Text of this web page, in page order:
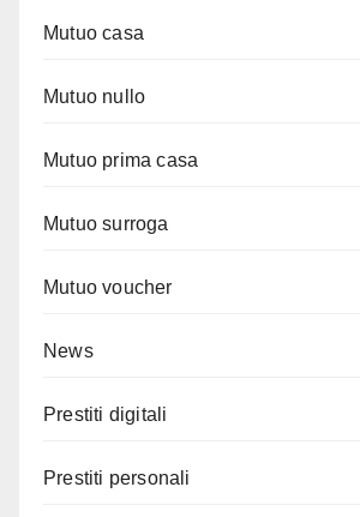
Mutuo casa
Mutuo nullo
Mutuo prima casa
Mutuo surroga
Mutuo voucher
News
Prestiti digitali
Prestiti personali